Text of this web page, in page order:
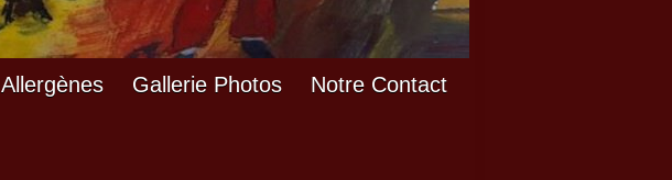
Allergènes Gallerie Photos Notre Contact